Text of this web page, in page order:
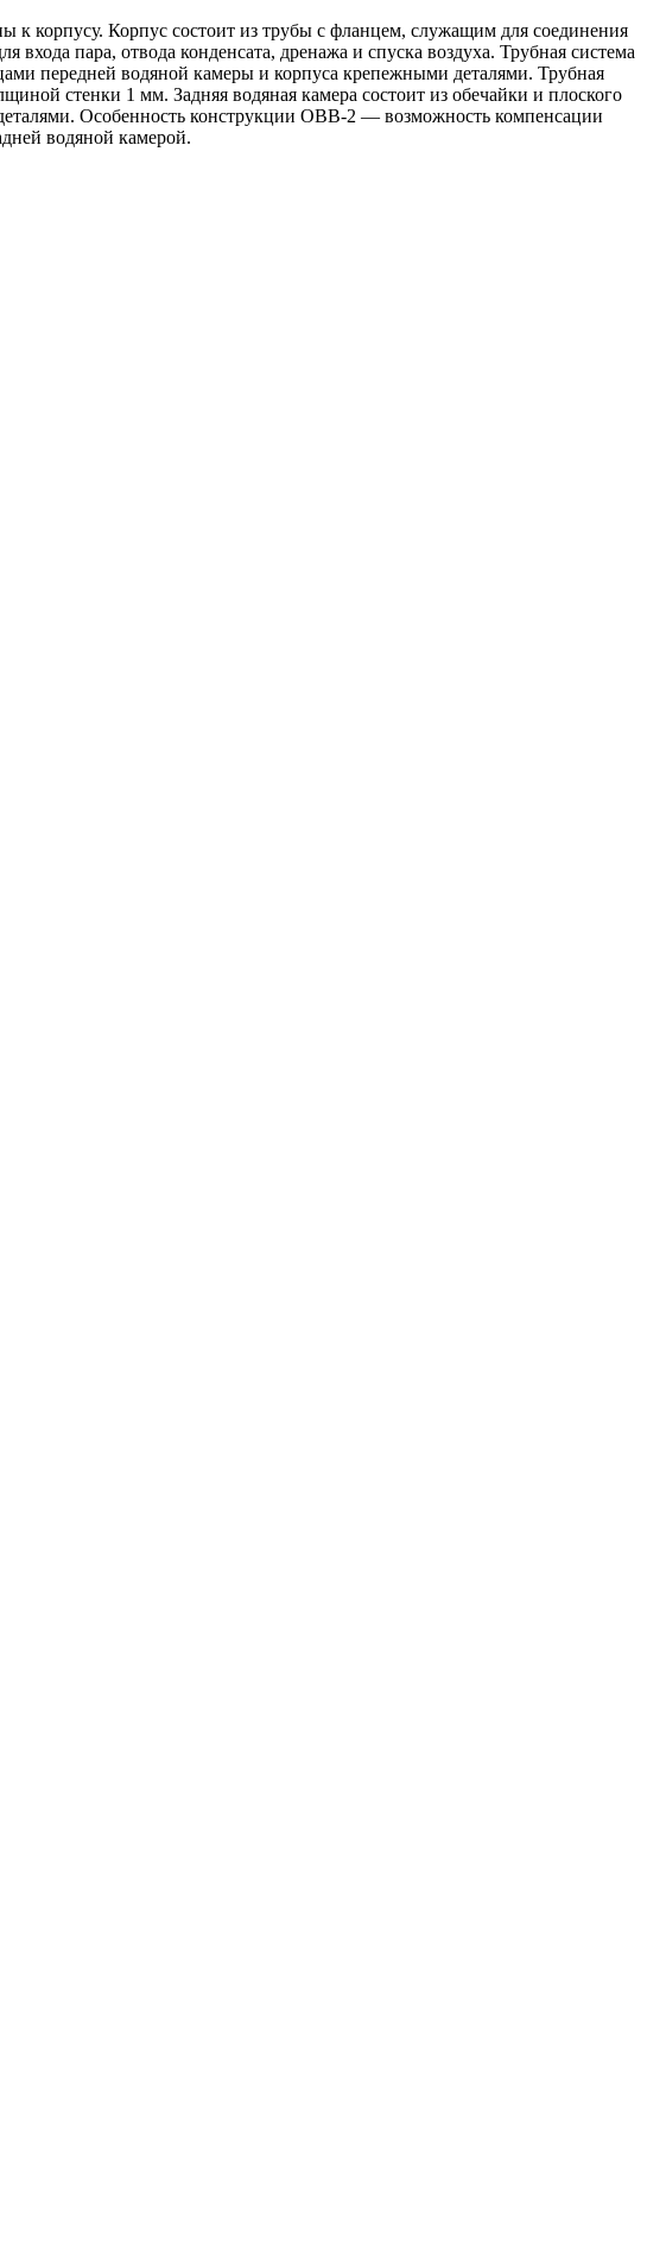
корпусу. Корпус состоит из трубы с фланцем, служащим для соединения
пара, отвода конденсата, дренажа и спуска воздуха. Трубная система
передней водяной камеры и корпуса крепежными деталями. Трубная
стенки 1 мм. Задняя водяная камера состоит из обечайки и плоского
Особенность конструкции ОВВ-2 — возможность компенсации
водяной камерой.